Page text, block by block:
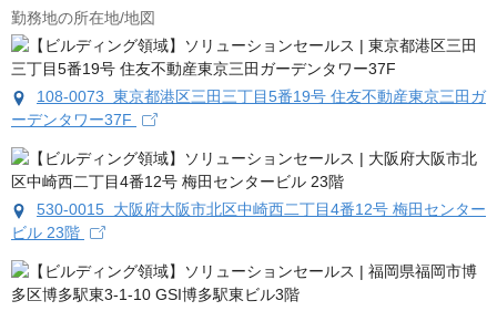
勤務地の所在地/地図
108-0073 東京都港区三田三丁目5番19号 住友不動産東京三田ガ
ーデンタワー37F
530-0015 大阪府大阪市北区中崎西二丁目4番12号 梅田センター
ビル 23階